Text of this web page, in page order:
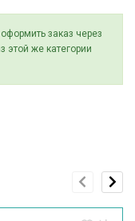
заказ через
этой же категории